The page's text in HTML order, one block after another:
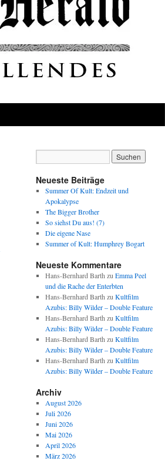
Neueste Beiträge
Summer Of Kult: Endzeit und
Apokalypse
The Bigger Brother
So siehst Du aus! (7)
Die eigene Nase
Summer of Kult: Humphrey Bogart
Neueste Kommentare
Hans-Bernhard Barth zu Emma Peel
und die Rache der Enterbten
Hans-Bernhard Barth zu Kultfilm
Azubis: Billy Wilder – Double Feature
Hans-Bernhard Barth zu Kultfilm
Azubis: Billy Wilder – Double Feature
Hans-Bernhard Barth zu Kultfilm
Azubis: Billy Wilder – Double Feature
Hans-Bernhard Barth zu Kultfilm
Azubis: Billy Wilder – Double Feature
Archiv
August 2026
Juli 2026
Juni 2026
Mai 2026
April 2026
März 2026